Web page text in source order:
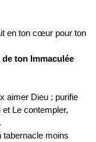
en ton cœur pour ton
ton Immaculée
aimer Dieu ; purifie
et Le contempler,
tabernacle moins